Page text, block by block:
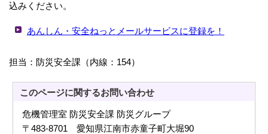
込みください。
あんしん・安全ねっとメールサービスに登録を！
担当：防災安全課（内線：154）
このページに関するお問い合わせ
危機管理室 防災安全課 防災グループ
〒483-8701 愛知県江南市赤童子町大堀90